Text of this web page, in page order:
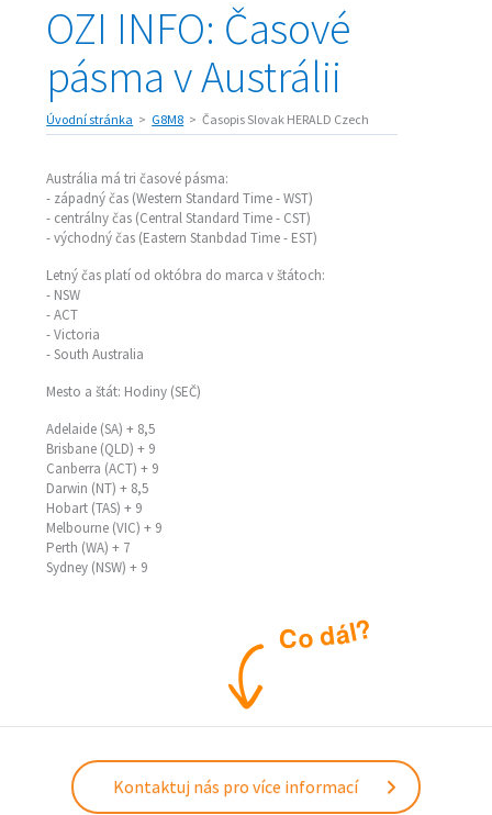
OZI INFO: Časové
pásma v Austrálii
Úvodní stránka G8M8 Časopis Slovak HERALD Czech
Austrália má tri časové pásma:
- západný čas (Western Standard Time - WST)
- centrálny čas (Central Standard Time - CST)
- východný čas (Eastern Stanbdad Time - EST)
Letný čas platí od októbra do marca v štátoch:
- NSW
- ACT
- Victoria
- South Australia
Mesto a štát: Hodiny (SEČ)
Adelaide (SA) + 8,5
Brisbane (QLD) + 9
Canberra (ACT) + 9
Darwin (NT) + 8,5
Hobart (TAS) + 9
Melbourne (VIC) + 9
Perth (WA) + 7
Sydney (NSW) + 9
Co dál?
Kontaktuj nás pro více informací